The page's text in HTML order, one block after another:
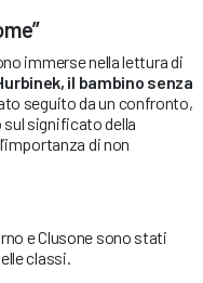
immerse nella lettura di
il bambino senza
seguito da un confronto,
significato della
di non
e Clusone sono stati
classi.